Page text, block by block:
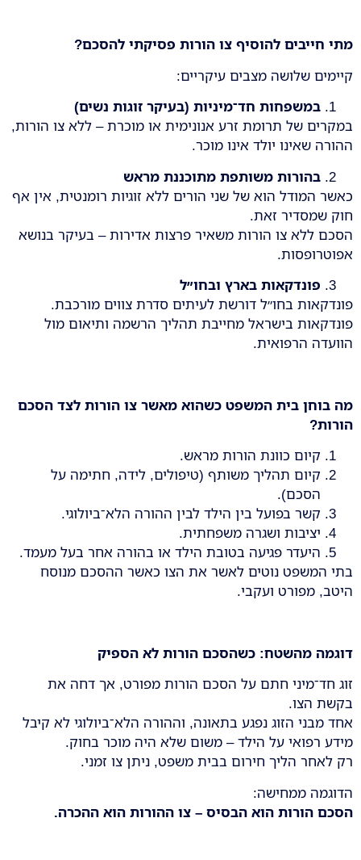
מתי חייבים להוסיף צו הורות פסיקתי להסכם?
קיימים שלושה מצבים עיקריים:
במשפחות חד־מיניות (בעיקר זוגות נשים)
במקרים של תרומת זרע אנונימית או מוכרת – ללא צו הורות,
ההורה שאינו יולד אינו מוכר.
בהורות משותפת מתוכננת מראש
כאשר המודל הוא של שני הורים ללא זוגיות רומנטית, אין אף
חוק שמסדיר זאת.
הסכם ללא צו הורות משאיר פרצות אדירות – בעיקר בנושא
אפוטרופסות.
פונדקאות בארץ ובחו״ל
פונדקאות בחו״ל דורשת לעיתים סדרת צווים מורכבת.
פונדקאות בישראל מחייבת תהליך הרשמה ותיאום מול
הוועדה הרפואית.
מה בוחן בית המשפט כשהוא מאשר צו הורות לצד הסכם
הורות?
קיום כוונת הורות מראש.
קיום תהליך משותף (טיפולים, לידה, חתימה על
הסכם).
קשר בפועל בין הילד לבין ההורה הלא־ביולוגי.
יציבות ושגרה משפחתית.
היעדר פגיעה בטובת הילד או בהורה אחר בעל מעמד.
בתי המשפט נוטים לאשר את הצו כאשר ההסכם מנוסח
היטב, מפורט ועקבי.
דוגמה מהשטח: כשהסכם הורות לא הספיק
זוג חד־מיני חתם על הסכם הורות מפורט, אך דחה את
בקשת הצו.
אחד מבני הזוג נפגע בתאונה, וההורה הלא־ביולוגי לא קיבל
מידע רפואי על הילד – משום שלא היה מוכר בחוק.
רק לאחר הליך חירום בבית משפט, ניתן צו זמני.
הדוגמה ממחישה:
הסכם הורות הוא הבסיס – צו ההורות הוא ההכרה.